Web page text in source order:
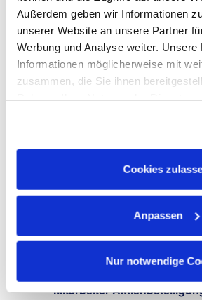
Außerdem geben wir Informationen
unserer Website an unsere Partner
Werbung und Analyse weiter.
Informationen möglicherweise mit
zusammen, die Sie ihnen
USA ein. Alle weiteren Informationen
in unserenDatenschutzhinweisen.
Cookies
Anpassen
Nur notwendige
Führschein der Klasse B
wünschenswert C und CE
Motivierter,
Arbeitsstil sowie
Kommunikations- und
nach IG
Zusatzleistungen wie bspw.
30 Tage Urlaubinkl.
Betriebliche
Unbefristete krisensichere
vielseitigen Aufgabenfeld mit
Projekten in der Region - Sie
Mitarbeiter-